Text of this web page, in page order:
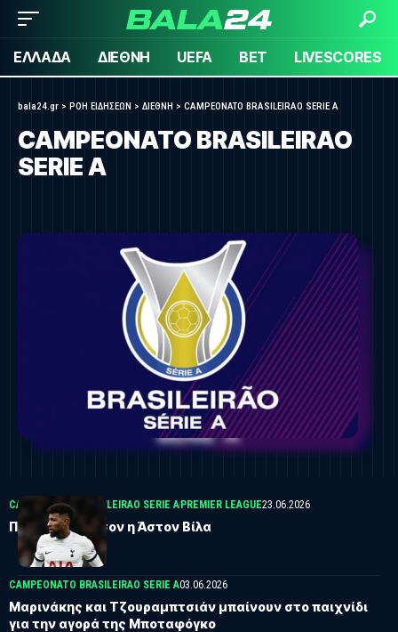
ΕΛΛΑΔΑ ΔΙΕΘΝΗ UEFA BET LIVESCORES
bala24.gr > ΡΟΗ ΕΙΔΗΣΕΩΝ > ΔΙΕΘΝΗ > CAMPEONATO BRASILEIRAO SERIE A
CAMPEONATO BRASILEIRAO
SERIE A
CAMPEONATO BRASILEIRAO SERIE APREMIER LEAGUE23.06.2026
Πάει για Έμερσον η Άστον Βίλα
CAMPEONATO BRASILEIRAO SERIE A03.06.2026
Μαρινάκης και Τζουραμπτσιάν μπαίνουν στο παιχνίδι
για την αγορά της Μποταφόγκο